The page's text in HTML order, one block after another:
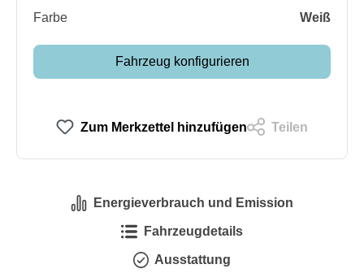
Farbe
Weiß
Fahrzeug konfigurieren
Zum Merkzettel hinzufügen Teilen
Energieverbrauch und Emission
Fahrzeugdetails
Ausstattung